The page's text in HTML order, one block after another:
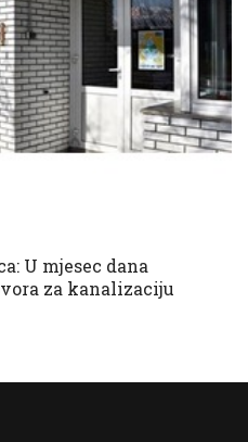
U mjesec dana
za kanalizaciju